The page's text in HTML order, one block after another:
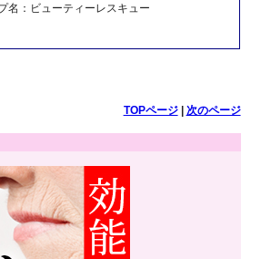
名：ビューティーレスキュー
TOPページ| 次のページ